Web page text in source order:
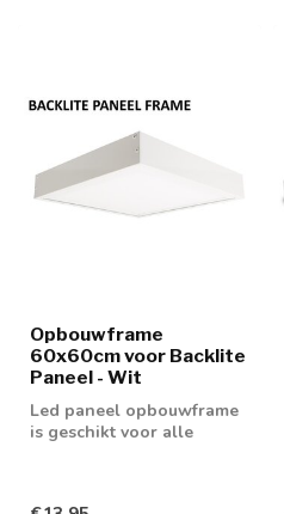
Opbouwframe
60x60cm voor Backlite
Paneel - Wit
Led paneel opbouwframe
is geschikt voor alle